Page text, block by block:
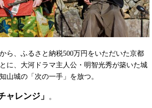
ら、ふるさと納税500万円をいただいた京都
に、大河ドラマ主人公・明智光秀が築いた城
山城の「次の一手」を放つ。
ャレンジ」 。